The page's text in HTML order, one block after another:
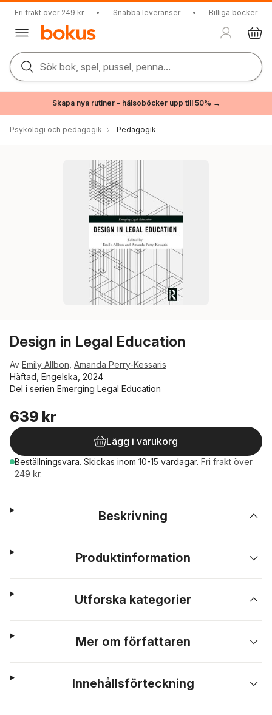
Fri frakt över 249 kr • Snabba leveranser • Billiga böcker
Sök bok, spel, pussel, penna...
Skapa nya rutiner – hälsoböcker upp till 50% →
Psykologi och pedagogik Pedagogik
Design in Legal Education
Av Emily Allbon Amanda Perry-Kessaris
Häftad, Engelska, 2024
Del i serien Emerging Legal Education
639 kr
Lägg i varukorg
Beställningsvara. Skickas inom 10-15 vardagar. Fri frakt över
249 kr.
Beskrivning
Produktinformation
Utforska kategorier
Mer om författaren
Innehållsförteckning